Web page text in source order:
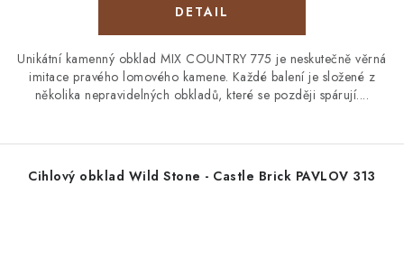
Unikátní kamenný obklad MIX COUNTRY 775 je neskutečně věrná
imitace pravého lomového kamene. Každé balení je složené z
několika nepravidelných obkladů, které se později spárují....
Cihlový obklad Wild Stone - Castle Brick PAVLOV 313